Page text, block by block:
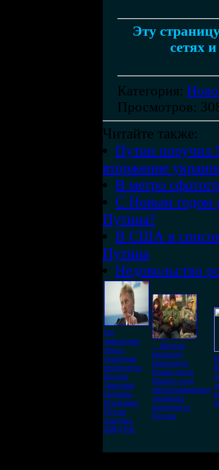
Эту
сетях
Категория:
Просмотров:
Читайте также:
Путин поручил
вторжение
В метро
С Новым годом
Путина?
В США в список
Путина
Недовольство
По
заявлению
пресс-
секретаря
президента
России
Дмитрия
Пескова,
Владимир
Путин
поручил
МИД РФ
Житель
Нижнего
Новгорода
Роман после
Нового года
сфотографировал
двойника
президента
России